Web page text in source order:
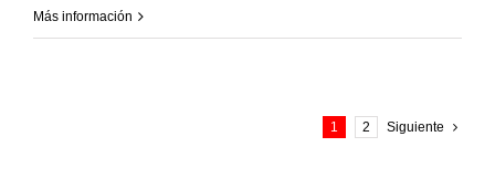
Más información
1 2 Siguiente